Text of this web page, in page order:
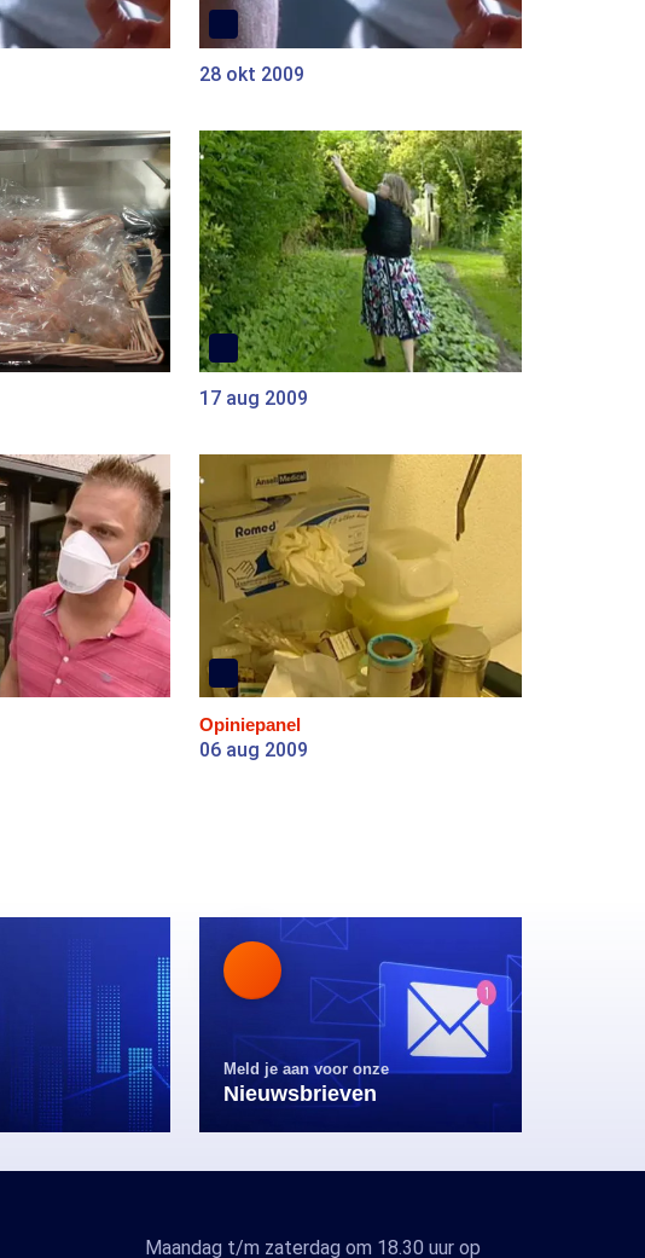
28 okt 2009
17 aug 2009
Opiniepanel
06 aug 2009
Meld je aan voor onze
Nieuwsbrieven
Maandag t/m zaterdag om 18.30 uur op